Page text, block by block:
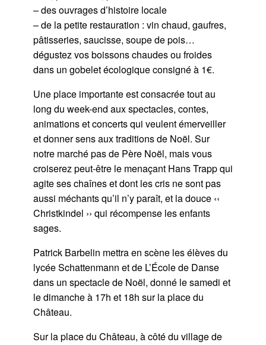
– des ouvrages d’histoire locale
– de la petite restauration : vin chaud, gaufres,
pâtisseries, saucisse, soupe de pois…
dégustez vos boissons chaudes ou froides
dans un gobelet écologique consigné à 1€.
Une place importante est consacrée tout au
long du week-end aux spectacles, contes,
animations et concerts qui veulent émerveiller
et donner sens aux traditions de Noël. Sur
notre marché pas de Père Noël, mais vous
croiserez peut-être le menaçant Hans Trapp qui
agite ses chaînes et dont les cris ne sont pas
aussi méchants qu’il n’y paraît, et la douce ‹‹
Christkindel ›› qui récompense les enfants
sages.
Patrick Barbelin mettra en scène les élèves du
lycée Schattenmann et de L’École de Danse
dans un spectacle de Noël, donné le samedi et
le dimanche à 17h et 18h sur la place du
Château.
Sur la place du Château, à côté du village de